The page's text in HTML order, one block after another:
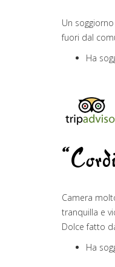
Un
fuori dal
Ha
Camera
tranquilla e
Dolce fatto
Ha